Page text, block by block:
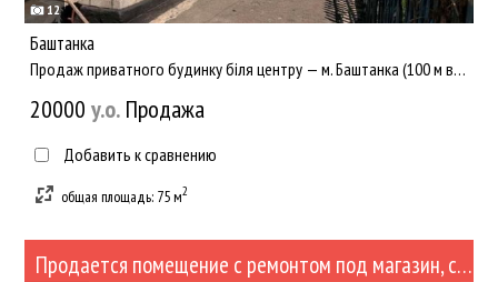
12
Баштанка
Продаж приватного будинку біля центру — м. Баштанка (100 м від ЗОШ №1) Практичний варіант для родини, яка шук...
20000 y.о. Продажа
Добавить к сравнению
общая площадь: 75 м2
Продается помещение с ремонтом под магазин, стоматологию , медцентр и другое (№422-74)